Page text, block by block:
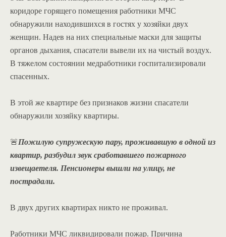
коридоре горящего помещения работники МЧС
обнаружили находившихся в гостях у хозяйки двух
женщин. Надев на них специальные маски для защиты
органов дыхания, спасатели вывели их на чистый воздух.
В тяжелом состоянии медработники госпитализировали
спасенных.
В этой же квартире без признаков жизни спасатели
обнаружили хозяйку квартиры.
🚨Пожилую супружескую пару, проживавшую в одной из
квартир, разбудил звук сработавшего пожарного
извещаетеля. Пенсионеры вышли на улицу, не
пострадали.
В двух других квартирах никто не проживал.
Работники МЧС ликвидировали пожар. Причина